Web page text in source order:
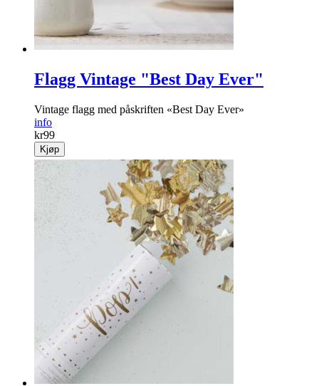
Flagg Vintage "Best Day Ever"
Vintage flagg med påskriften «Best Day Ever»
info
kr99
Kjøp